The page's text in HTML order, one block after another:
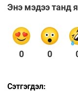
Энэ мэдээ танд
0 0
Сэтгэгдэл: